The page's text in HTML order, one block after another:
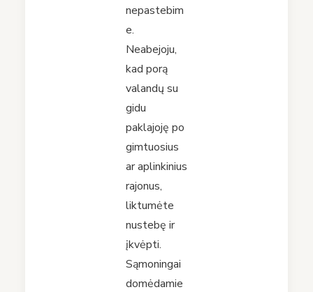
nepastebim
e.
Neabejoju,
kad porą
valandų su
gidu
paklajoję po
gimtuosius
ar aplinkinius
rajonus,
liktumėte
nustebę ir
įkvėpti.
Sąmoningai
domėdamie